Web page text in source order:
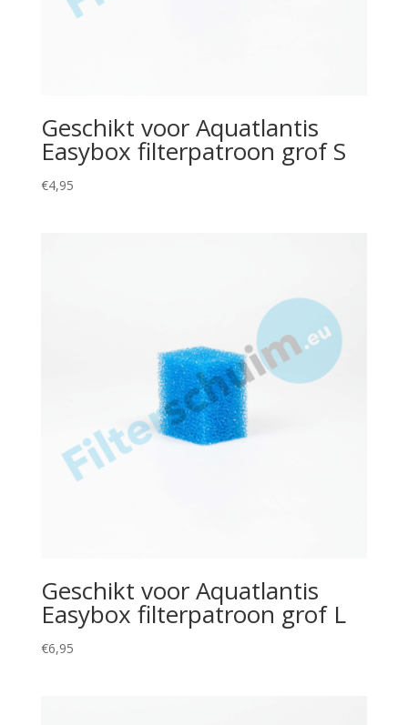
Geschikt voor Aquatlantis
Easybox filterpatroon grof S
€4,95
Geschikt voor Aquatlantis
Easybox filterpatroon grof L
€6,95